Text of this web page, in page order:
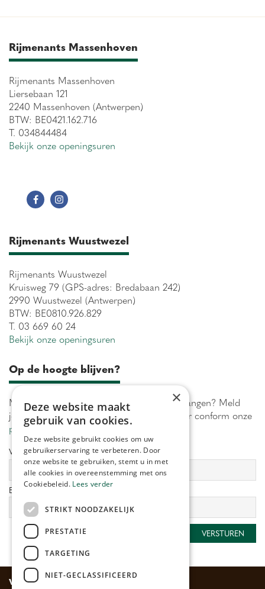
Rijmenants Massenhoven
Rijmenants Massenhoven
Liersebaan 121
2240 Massenhoven (Antwerpen)
BTW: BE0421.162.716
T. 034844484
Bekijk onze openingsuren
Rijmenants Wuustwezel
Rijmenants Wuustwezel
Kruisweg 79 (GPS-adres: Bredabaan 242)
2990 Wuustwezel (Antwerpen)
BTW: BE0810.926.829
T. 03 669 60 24
Bekijk onze openingsuren
Op de hoogte blijven?
Maximaal 1 keer per week onze acties ontvangen? Meld
je aan! Wij verwerken jouw gegevens secuur conform onze
privacy policy.
Voornaam: Achternaam:
E-mailadres:
Veilig betalen
×
Deze website maakt
gebruik van cookies.
Deze website gebruikt cookies om uw
gebruikerservaring te verbeteren. Door
onze website te gebruiken, stemt u in met
alle cookies in overeenstemming met ons
Cookiebeleid. Lees verder
STRIKT NOODZAKELIJK
PRESTATIE
TARGETING
NIET-GECLASSIFICEERD